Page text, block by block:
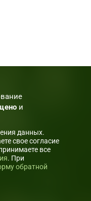
и
данных.
свое согласие
все
. При
обратной